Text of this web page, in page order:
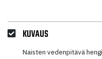
KUVAUS
Naisten vedenpitävä